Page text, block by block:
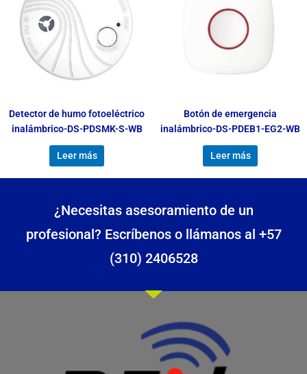
Detector de humo fotoeléctrico
inalámbrico-DS-PDSMK-S-WB
Leer más
Botón de emergencia
inalámbrico-DS-PDEB1-EG2-WB
Leer más
¿Necesitas asesoramiento de un
profesional? Escríbenos o llámanos al +57
(310) 2406528